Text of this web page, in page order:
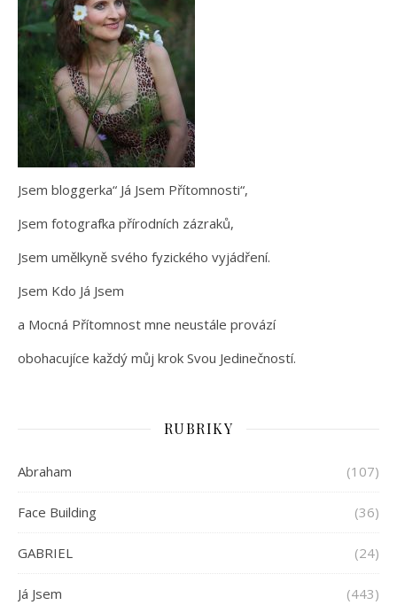
Jsem bloggerka“ Já Jsem Přítomnosti“,
Jsem fotografka přírodních zázraků,
Jsem umělkyně svého fyzického vyjádření.
Jsem Kdo Já Jsem
a Mocná Přítomnost mne neustále provází
obohacujíce každý můj krok Svou Jedinečností.
RUBRIKY
Abraham (107)
Face Building (36)
GABRIEL (24)
Já Jsem (443)